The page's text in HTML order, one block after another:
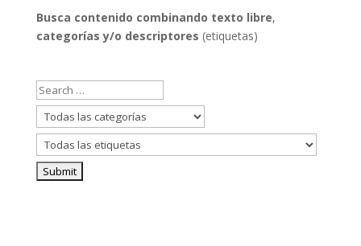
Busca contenido combinando texto libre,
categorías y/o descriptores (etiquetas)